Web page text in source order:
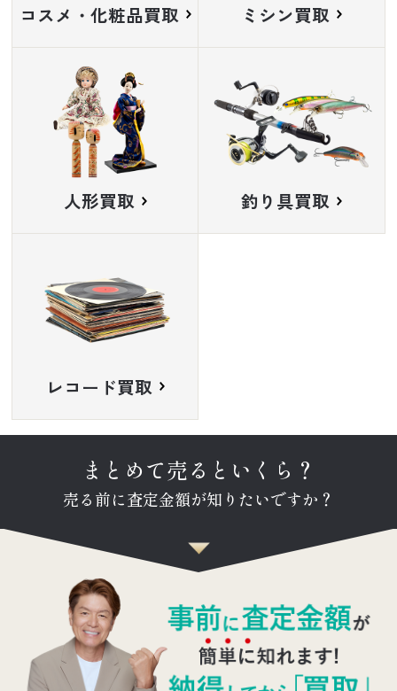
コスメ・化粧品買取 ミシン買取
人形買取 釣り具買取
レコード買取
まとめて売るといくら？
売る前に査定金額が知りたいですか？